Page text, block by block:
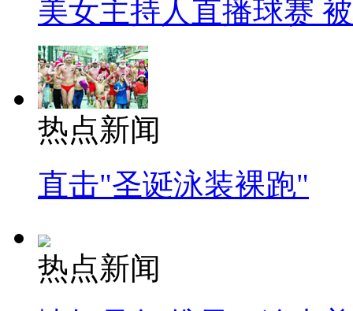
美女主持人直播球赛
热点新闻
直击"圣诞泳装裸跑"
热点新闻